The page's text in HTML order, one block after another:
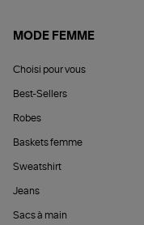
MODE FEMME
Choisi pour vous
Best-Sellers
Robes
Baskets femme
Sweatshirt
Jeans
Sacs à main